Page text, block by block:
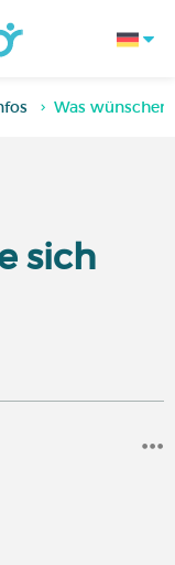
Was wünschen
sich